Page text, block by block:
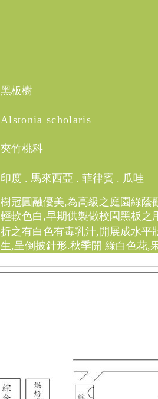
黑板樹
Alstonia scholaris
夾竹桃科
印度 . 馬來西亞 . 菲律賓 . 瓜哇
樹冠圓融優美,為高級之庭園綠蔭
輕軟色白 ,早期供製做校園黑板之
折之有白色有毒乳汁,開展成水平
生,呈倒披針形.秋季開 綠白色花,